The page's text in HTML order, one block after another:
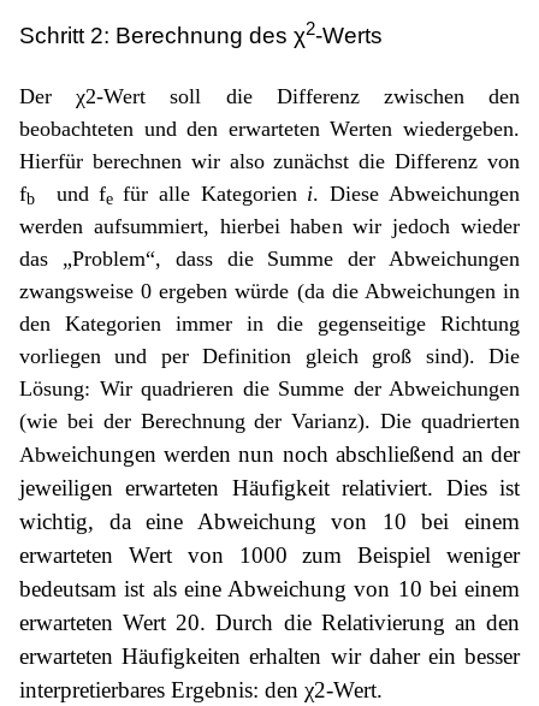
Schritt 2: Berechnung des χ2-Werts
Der χ2-Wert soll die Differenz zwischen den
beobachteten und den erwarteten Werten wiedergeben.
Hierfür berechnen wir also zunächst die Differenz von
fb und fefür alle Kategorien i. Diese Abweichungen
werden aufsummiert, hierbei haben wir jedoch wieder
das „Problem“, dass die Summe der Abweichungen
zwangsweise 0 ergeben würde (da die Abweichungen in
den Kategorien immer in die gegenseitige Richtung
vorliegen und per Definition gleich groß sind). Die
Lösung: Wir quadrieren die Summe der Abweichungen
(wie bei der Berechnung der Varianz). Die quadrierten
Abweichungenwerden nun noch abschließend an der
jeweiligen erwarteten Häufigkeit relativiert. Dies ist
wichtig, da eine Abweichung von 10 bei einem
erwarteten Wert von 1000 zum Beispiel weniger
bedeutsam ist als eine Abweichung von 10 bei einem
erwarteten Wert 20. Durch die Relativierung an den
erwarteten Häufigkeiten erhalten wir daher ein besser
interpretierbares Ergebnis: den χ2-Wert.